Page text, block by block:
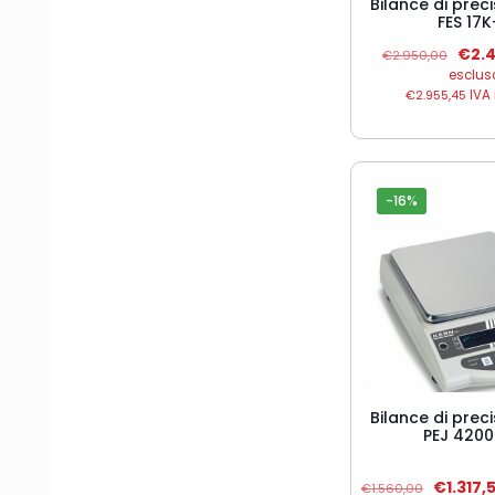
Bilance di
FES
€2.950,00
Il€
€2.955,45
-16%
Bilance di
PEJ
€1.560,00
Il€